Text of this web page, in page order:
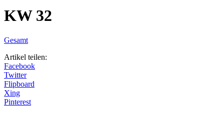
KW 32
Gesamt
Artikel teilen:
Facebook
Twitter
Flipboard
Xing
Pinterest